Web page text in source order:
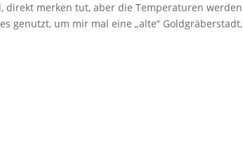
direkt merken tut, aber die Temperaturen werden
genutzt, um mir mal eine „alte“ Goldgräberstadt,